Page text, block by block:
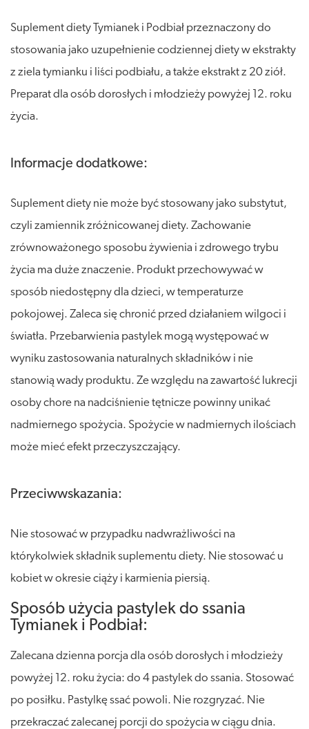
Suplement diety Tymianek i Podbiał przeznaczony do
stosowania jako uzupełnienie codziennej diety w ekstrakty
z ziela tymianku i liści podbiału, a także ekstrakt z 20 ziół.
Preparat dla osób dorosłych i młodzieży powyżej 12. roku
życia.
Informacje dodatkowe:
Suplement diety nie może być stosowany jako substytut,
czyli zamiennik zróżnicowanej diety. Zachowanie
zrównoważonego sposobu żywienia i zdrowego trybu
życia ma duże znaczenie. Produkt przechowywać w
sposób niedostępny dla dzieci, w temperaturze
pokojowej. Zaleca się chronić przed działaniem wilgoci i
światła. Przebarwienia pastylek mogą występować w
wyniku zastosowania naturalnych składników i nie
stanowią wady produktu. Ze względu na zawartość lukrecji
osoby chore na nadciśnienie tętnicze powinny unikać
nadmiernego spożycia. Spożycie w nadmiernych ilościach
może mieć efekt przeczyszczający.
Przeciwwskazania:
Nie stosować w przypadku nadwrażliwości na
którykolwiek składnik suplementu diety. Nie stosować u
kobiet w okresie ciąży i karmienia piersią.
Sposób użycia pastylek do ssania
Tymianek i Podbiał:
Zalecana dzienna porcja dla osób dorosłych i młodzieży
powyżej 12. roku życia: do 4 pastylek do ssania. Stosować
po posiłku. Pastylkę ssać powoli. Nie rozgryzać. Nie
przekraczać zalecanej porcji do spożycia w ciągu dnia.